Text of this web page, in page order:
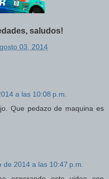
saludos!
03, 2014
a las 10:08 p.m.
Que pedazo de maquina es
de 2014 a las 10:47 p.m.